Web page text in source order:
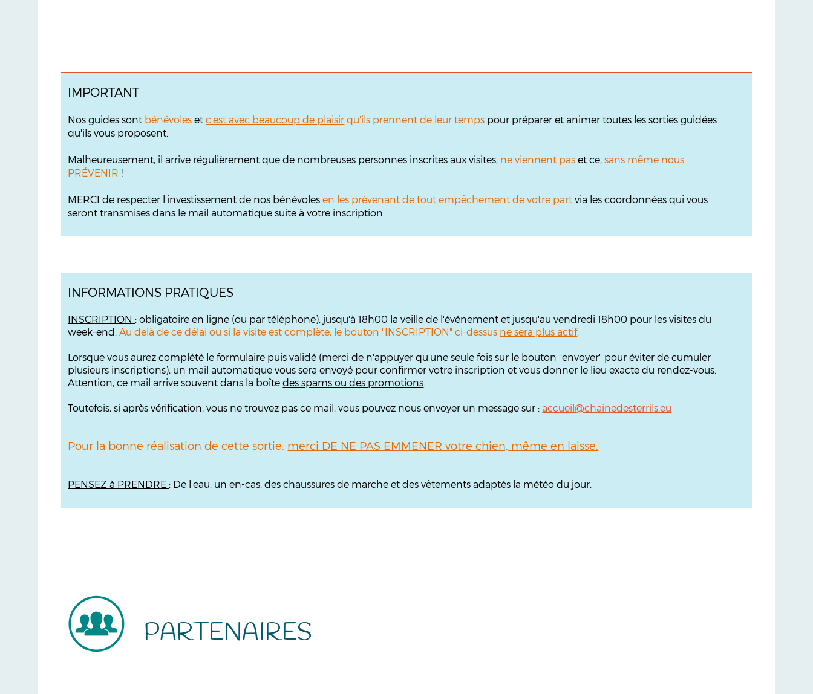
IMPORTANT
Nos guides sont bénévoles etc'est avec beaucoup de plaisir qu'ils prennent de leur temps pour préparer et animer toutes les sorties guidées
qu'ils vous proposent.
Malheureusement, il arrive régulièrement que de nombreuses personnes inscrites aux visites, ne viennent pas et ce,sans même nous
PRÉVENIR !
MERCI de respecter l'investissement de nos bénévolesen les prévenant de tout empêchement de votre part via les coordonnées qui vous
seront transmises dans le mail automatique suite à votre inscription.
INFORMATIONS PRATIQUES
INSCRIPTION : obligatoire en ligne (ou par téléphone), jusqu'à 18h00 la veille de l'événement et jusqu'au vendredi 18h00 pour les visites du
week-end.Au delà de ce délai ou si la visite est complète, le bouton "INSCRIPTION" ci-dessus ne sera plus actif.
Lorsque vous aurez complété le formulaire puis validé (merci de n'appuyer qu'une seule fois sur le bouton "envoyer" pour éviter de cumuler
plusieurs inscriptions), un mail automatique vous sera envoyé pour confirmer votre inscription et vous donner le lieu exacte du rendez-vous.
Attention, ce mail arrive souvent dans la boîtedes spams ou des promotions.
Toutefois, si après vérification, vous ne trouvez pas ce mail, vous pouvez nous envoyer un message sur :accueil@chainedesterrils.eu
Pour la bonne réalisation de cette sortie, merci DE NE PAS EMMENER votre chien, même en laisse.
PENSEZ à PRENDRE : De l'eau, un en-cas, des chaussures de marche et des vêtements adaptés la météo du jour.
PARTENAIRES